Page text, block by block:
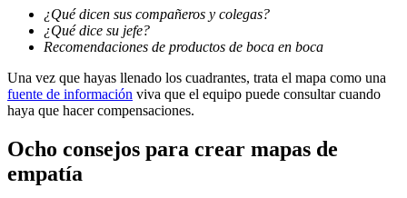
¿Qué dicen sus compañeros y colegas?
¿Qué dice su jefe?
Recomendaciones de productos de boca en boca
Una vez que hayas llenado los cuadrantes, trata el mapa como una
fuente de información viva que el equipo puede consultar cuando
haya que hacer compensaciones.
Ocho consejos para crear mapas de
empatía